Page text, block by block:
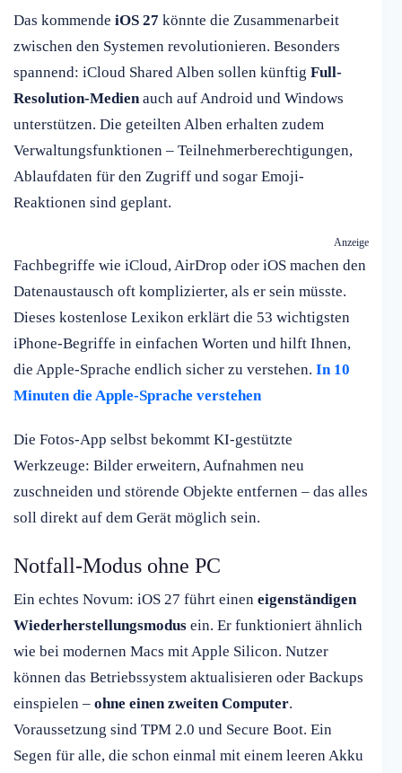
Das kommende iOS 27 könnte die Zusammenarbeit
zwischen den Systemen revolutionieren. Besonders
spannend: iCloud Shared Alben sollen künftig Full-
Resolution-Medienauch auf Android und Windows
unterstützen. Die geteilten Alben erhalten zudem
Verwaltungsfunktionen – Teilnehmerberechtigungen,
Ablaufdaten für den Zugriff und sogar Emoji-
Reaktionen sind geplant.
Anzeige
Fachbegriffe wie iCloud, AirDrop oder iOS machen den
Datenaustausch oft komplizierter, als er sein müsste.
Dieses kostenlose Lexikon erklärt die 53 wichtigsten
iPhone-Begriffe in einfachen Worten und hilft Ihnen,
die Apple-Sprache endlich sicher zu verstehen. In 10
Minuten die Apple-Sprache verstehen
Die Fotos-App selbst bekommt KI-gestützte
Werkzeuge: Bilder erweitern, Aufnahmen neu
zuschneiden und störende Objekte entfernen – das alles
soll direkt auf dem Gerät möglich sein.
Notfall-Modus ohne PC
Ein echtes Novum: iOS 27 führt einen eigenständigen
Wiederherstellungsmodus ein. Er funktioniert ähnlich
wie bei modernen Macs mit Apple Silicon. Nutzer
können das Betriebssystem aktualisieren oder Backups
einspielen – ohne einen zweiten Computer.
Voraussetzung sind TPM 2.0 und Secure Boot. Ein
Segen für alle, die schon einmal mit einem leeren Akku